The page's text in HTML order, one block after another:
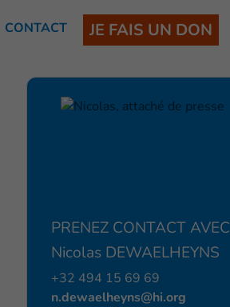
CONTACT JE FAIS UN DON
PRENEZ CONTACT AVEC
Nicolas DEWAELHEYNS
+32 494 15 69 69
n.dewaelheyns@hi.org